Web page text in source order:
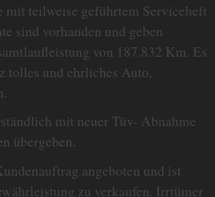
teilweise geführtem Serviceheft
sind vorhanden und geben
von 187.832 Km. Es
tolles und ehrliches Auto,
mit neuer Tüv- Abnahme
übergeben.
angeboten und ist
zu verkaufen. Irrtümer